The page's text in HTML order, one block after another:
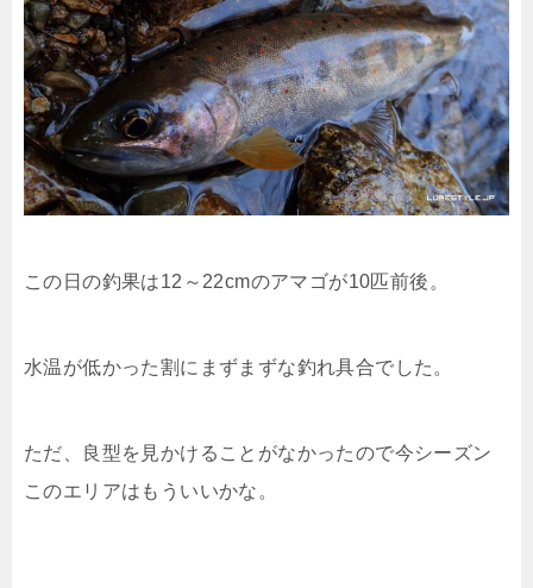
この日の釣果は12～22cmのアマゴが10匹前後。
水温が低かった割にまずまずな釣れ具合でした。
ただ、良型を見かけることがなかったので今シーズン
このエリアはもういいかな。